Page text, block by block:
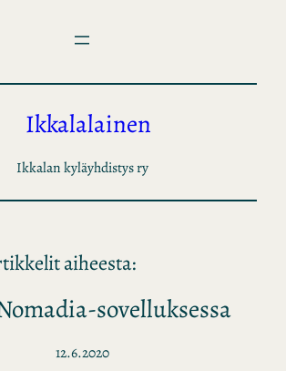
Ikkalalainen
Ikkalan kyläyhdistys ry
aiheesta:
sovelluksessa
12.6.2020